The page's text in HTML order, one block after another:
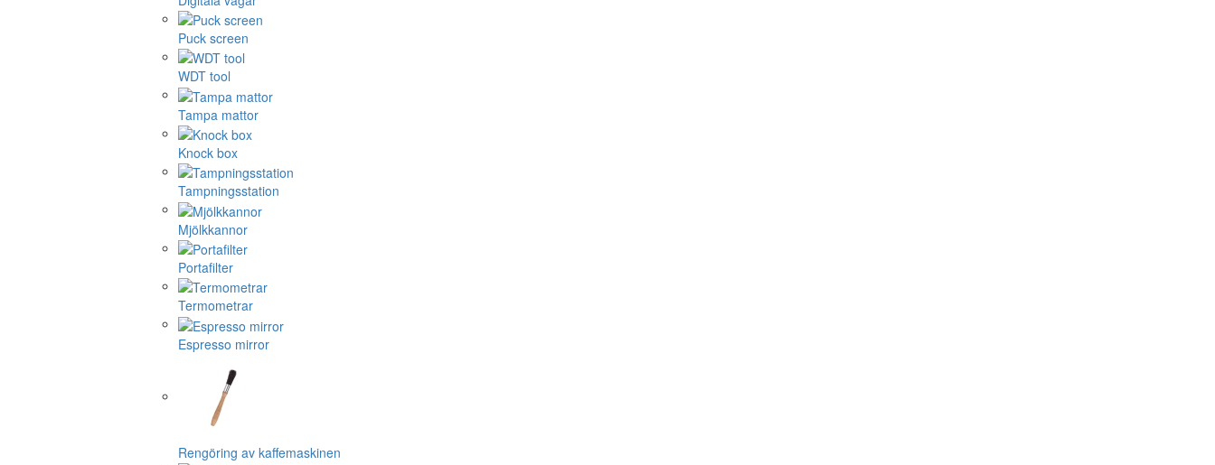
Puck screen
WDT tool
Tampa mattor
Knock box
Tampningsstation
Mjölkkannor
Portafilter
Termometrar
Espresso mirror
Rengöring av kaffemaskinen